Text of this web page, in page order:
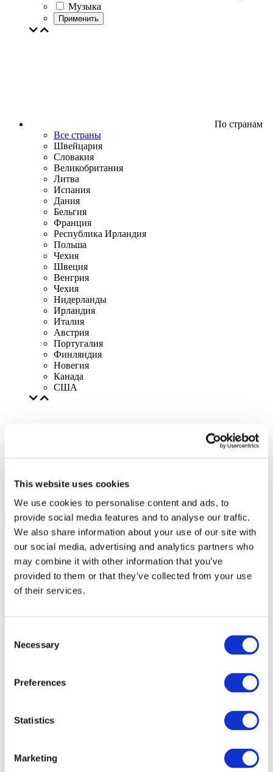
This website uses cookies
We use cookies to personalise content and ads, to
provide social media features and to analyse our traffic.
We also share information about your use of our site with
our social media, advertising and analytics partners who
may combine it with other information that you’ve
provided to them or that they’ve collected from your use
of their services.
Selection
Necessary
Preferences
Statistics
Marketing
Музыка
Применить
По странам
Все страны
Швейцария
Словакия
Великобритания
Литва
Испания
Дания
Бельгия
Франция
Республика Ирландия
Польша
Чехия
Швеция
Венгрия
Чехия
Нидерланды
Ирландия
Италия
Австрия
Португалия
Финляндия
Новегия
Канада
США
Все
мероприятия